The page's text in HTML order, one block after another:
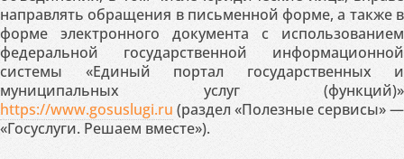
направлять обращения в письменной форме, а также в
форме электронного документа с использованием
федеральной государственной информационной
системы «Единый портал государственных и
муниципальных услуг (функций)»
https://www.gosuslugi.ru (раздел «Полезные сервисы» —
«Госуслуги. Решаем вместе»).